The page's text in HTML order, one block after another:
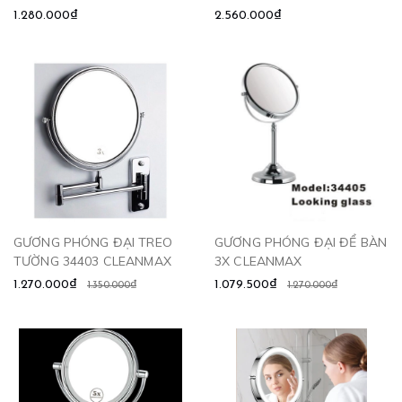
CLEANMAX
1.280.000₫ 2.560.000₫
GƯƠNG PHÓNG ĐẠI TREO
TƯỜNG 34403 CLEANMAX
1.270.000₫ 1.350.000₫
GƯƠNG PHÓNG ĐẠI ĐỂ BÀN
3X CLEANMAX
1.079.500₫ 1.270.000₫